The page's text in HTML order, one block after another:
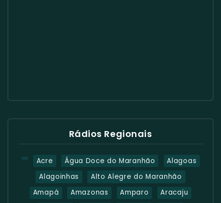
Rádios Regionais
Acre Água Doce do Maranhão
Alagoas
Alagoinhas
Alto Alegre do Maranhão
Amapá
Amazonas Amparo
Aracaju